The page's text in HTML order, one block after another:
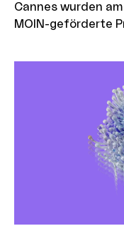
Cannes wurden
MOIN-geförderte
Wettbewerb.
nepalesischen
gewann den